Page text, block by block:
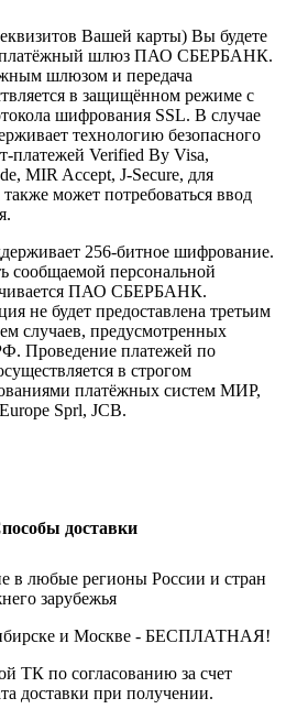
Вашей карты) Вы будете
платёжный шлюз ПАО СБЕРБАНК.
шлюзом и передача
в защищённом режиме с
шифрования SSL. В случае
технологию безопасного
платежей Verified By Visa,
MIR Accept, J-Secure, для
может потребоваться ввод
256-битное шифрование.
сообщаемой персональной
ПАО СБЕРБАНК.
не будет предоставлена третьим
случаев, предусмотренных
Проведение платежей по
в строгом
платёжных систем МИР,
Sprl, JCB.
доставки
в любые регионы России и стран
зарубежья
и Москве - БЕСПЛАТНАЯ!
ТК по согласованию за счет
доставки при получении.